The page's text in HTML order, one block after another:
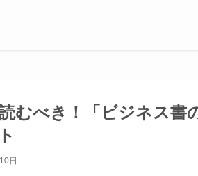
むべき！「ビジネス書
日